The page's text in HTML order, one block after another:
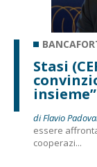
Stasi
insieme”
di Flavio
essere
cooperazi...